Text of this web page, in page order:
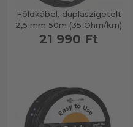
Földkábel, duplaszigetelt
2,5 mm 50m (35 Ohm/km)
21 990 Ft